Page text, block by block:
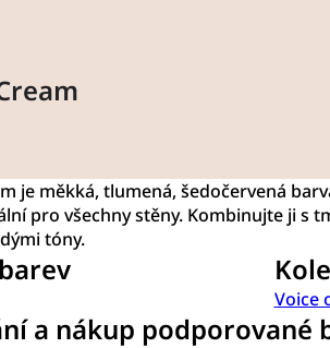
je měkká, tlumená, šedočervená
pro všechny stěny. Kombinujte ji s
tóny.
Voice
a nákup podporované